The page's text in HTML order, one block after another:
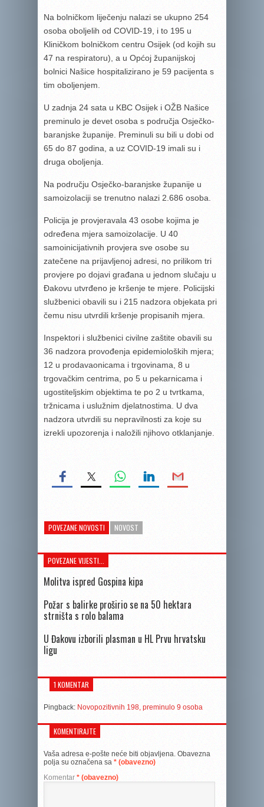
Na bolničkom liječenju nalazi se ukupno 254
osoba oboljelih od COVID-19, i to 195 u
Kliničkom bolničkom centru Osijek (od kojih su
47 na respiratoru), a u Općoj županijskoj
bolnici Našice hospitalizirano je 59 pacijenta s
tim oboljenjem.
U zadnja 24 sata u KBC Osijek i OŽB Našice
preminulo je devet osoba s područja Osječko-
baranjske županije. Preminuli su bili u dobi od
65 do 87 godina, a uz COVID-19 imali su i
druga oboljenja.
Na području Osječko-baranjske županije u
samoizolaciji se trenutno nalazi 2.686 osoba.
Policija je provjeravala 43 osobe kojima je
određena mjera samoizolacije. U 40
samoinicijativnih provjera sve osobe su
zatečene na prijavljenoj adresi, no prilikom tri
provjere po dojavi građana u jednom slučaju u
Đakovu utvrđeno je kršenje te mjere. Policijski
službenici obavili su i 215 nadzora objekata pri
čemu nisu utvrdili kršenje propisanih mjera.
Inspektori i službenici civilne zaštite obavili su
36 nadzora provođenja epidemioloških mjera;
12 u prodavaonicama i trgovinama, 8 u
trgovačkim centrima, po 5 u pekarnicama i
ugostiteljskim objektima te po 2 u tvrtkama,
tržnicama i uslužnim djelatnostima. U dva
nadzora utvrdili su nepravilnosti za koje su
izrekli upozorenja i naložili njihovo otklanjanje.
POVEZANE NOVOSTI NOVOST
POVEZANE VIJESTI...
Molitva ispred Gospina kipa
Požar s balirke proširio se na 50 hektara
strništa s rolo balama
U Đakovu izborili plasman u HL Prvu hrvatsku
ligu
1 KOMENTAR
Pingback: Novopozitivnih 198, preminulo 9 osoba
KOMENTIRAJTE
Vaša adresa e-pošte neće biti objavljena. Obavezna
polja su označena sa * (obavezno)
Komentar * (obavezno)